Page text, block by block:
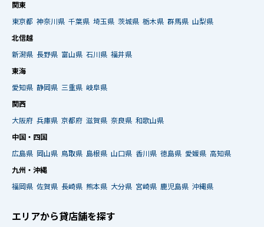
関東
東京都 神奈川県 千葉県 埼玉県 茨城県 栃木県 群馬県 山梨県
北信越
新潟県 長野県 富山県 石川県 福井県
東海
愛知県 静岡県 三重県 岐阜県
関西
大阪府 兵庫県 京都府 滋賀県 奈良県 和歌山県
中国・四国
広島県 岡山県 鳥取県 島根県 山口県 香川県 徳島県 愛媛県 高知県
九州・沖縄
福岡県 佐賀県 長崎県 熊本県 大分県 宮崎県 鹿児島県 沖縄県
エリアから貸店舗を探す